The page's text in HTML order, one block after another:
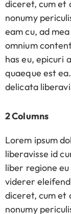
diceret, cum et
nonumy
eam cu, ad
omnium
has eu, epicuri
quaeque est
delicata
2 Columns
Lorem ipsum
liberavisse id
liber regione
viderer
diceret, cum et
nonumy